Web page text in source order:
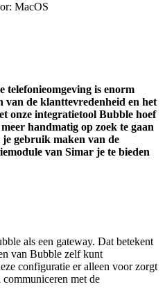
MacOS
telefonieomgeving is enorm
de klanttevredenheid en het
onze integratietool Bubble hoef
handmatig op zoek te gaan
gebruik maken van de
van Simar je te bieden
als een gateway. Dat betekent
van Bubble zelf kunt
configuratie er alleen voor zorgt
met de